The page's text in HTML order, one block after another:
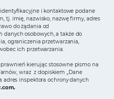
i kontaktowe podane
tj. imię, nazwisko, nazwę firmy, adres
do żądania od
danych osobowych, a także do
ograniczenia przetwarzania,
ich przetwarzania.
kierując stosowne pismo na
wraz z dopiskiem „Dane
adres inspektora ochrony danych
.